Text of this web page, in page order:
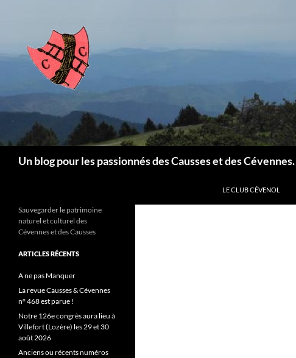
Un blog pour les passionnés des Causses et des Cévennes.
LE CLUB CÉVENOL
Sauvegarder le patrimoine
naturel et culturel des
Cévennes et des Causses
ARTICLES RÉCENTS
A ne pas Manquer
La revue Causses & Cévennes
n° 468 est parue !
Notre 126e congrès aura lieu à
Villefort (Lozère) les 29 et 30
août 2026
Anciens ou récents numéros